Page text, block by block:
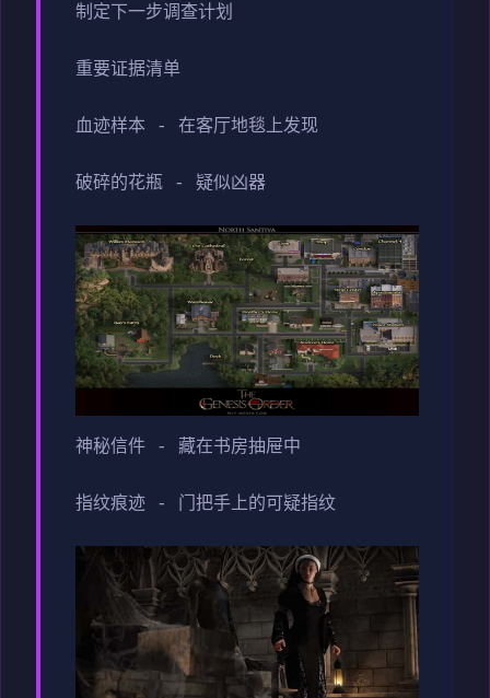
制定下一步调查计划
重要证据清单
血迹样本 - 在客厅地毯上发现
破碎的花瓶 - 疑似凶器
神秘信件 - 藏在书房抽屉中
指纹痕迹 - 门把手上的可疑指纹